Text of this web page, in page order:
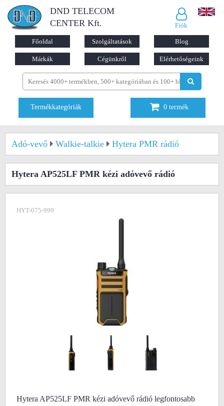
DND TELECOM
CENTER Kft.
Fiók
Főoldal Szolgáltatások Blog
Márkák Cégünkről Elérhetőségeink
Termékkategóriák 0 termék
Adó-vevő Walkie-talkie Hytera PMR rádió
Hytera AP525LF PMR kézi adóvevő rádió
HYT-075-999
Hytera AP525LF PMR kézi adóvevő rádió legfontosabb